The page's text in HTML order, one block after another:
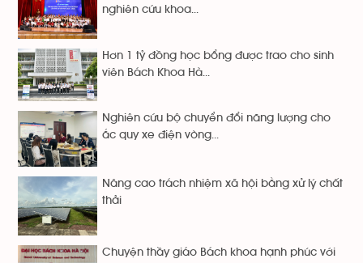
nghiên cứu khoa...
Hơn 1 tỷ đồng học bổng được trao cho sinh
viên Bách Khoa Hà...
Nghiên cứu bộ chuyển đổi năng lượng cho
ắc quy xe điện vòng...
Nâng cao trách nhiệm xã hội bằng xử lý chất
thải
Chuyện thầy giáo Bách khoa hạnh phúc với